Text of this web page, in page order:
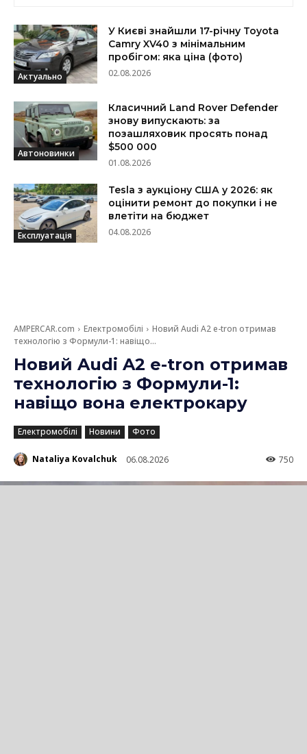
Актуально
У Києві знайшли 17-річну Toyota
Camry XV40 з мінімальним
пробігом: яка ціна (фото)
02.08.2026
Автоновинки
Класичний Land Rover Defender
знову випускають: за
позашляховик просять понад
$500 000
01.08.2026
Експлуатація
Tesla з аукціону США у 2026: як
оцінити ремонт до покупки і не
влетіти на бюджет
04.08.2026